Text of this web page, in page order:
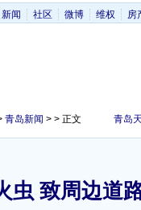
新闻 社区 微博 维权 房
青岛新闻 > > 正文 青岛
虫 致周边道